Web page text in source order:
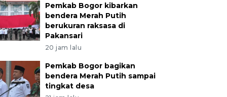
Pemkab Bogor kibarkan
bendera Merah Putih
berukuran raksasa di
Pakansari
20 jam lalu
Pemkab Bogor bagikan
bendera Merah Putih sampai
tingkat desa